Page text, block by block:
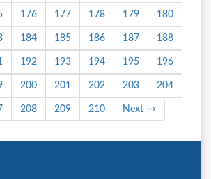
176 177 178 179 180
184 185 186 187 188
192 193 194 195 196
200 201 202 203 204
208 209 210 Next →